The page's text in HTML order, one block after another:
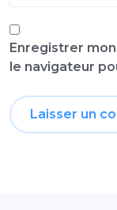
Enregistrer
le navigateur